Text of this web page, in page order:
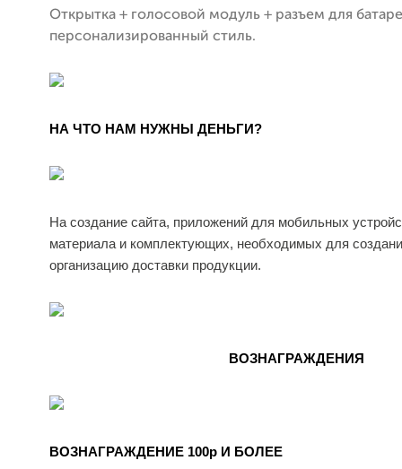
Открытка + голосовой модуль + разъем для
персонализированный стиль.
НА ЧТО НАМ НУЖНЫ ДЕНЬГИ?
На создание сайта, приложений для мобильных
материала и комплектующих, необходимых для
организацию доставки продукции.
ВОЗНАГРАЖДЕНИЯ
ВОЗНАГРАЖДЕНИЕ 100p И БОЛЕЕ